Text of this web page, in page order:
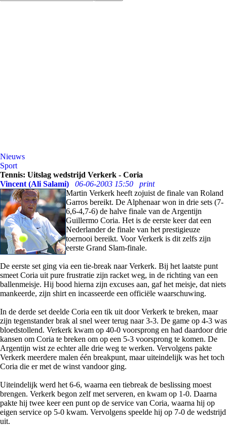
Nieuws
Sport
Tennis: Uitslag wedstrijd Verkerk - Coria
Vincent (Ali Salami)
06-06-2003 15:50
print
Martin Verkerk heeft zojuist de finale van Roland
Garros bereikt. De Alphenaar won in drie sets (7-
6,6-4,7-6) de halve finale van de Argentijn
Guillermo Coria. Het is de eerste keer dat een
Nederlander de finale van het prestigieuze
toernooi bereikt. Voor Verkerk is dit zelfs zijn
eerste Grand Slam-finale.
De eerste set ging via een tie-break naar Verkerk. Bij het laatste punt
smeet Coria uit pure frustratie zijn racket weg, in de richting van een
ballenmeisje. Hij bood hierna zijn excuses aan, gaf het meisje, dat niets
mankeerde, zijn shirt en incasseerde een officiële waarschuwing.
In de derde set deelde Coria een tik uit door Verkerk te breken, maar
zijn tegenstander brak al snel weer terug naar 3-3. De game op 4-3 was
bloedstollend. Verkerk kwam op 40-0 voorsprong en had daardoor drie
kansen om Coria te breken om op een 5-3 voorsprong te komen. De
Argentijn wist ze echter alle drie weg te werken. Vervolgens pakte
Verkerk meerdere malen één breakpunt, maar uiteindelijk was het toch
Coria die er met de winst vandoor ging.
Uiteindelijk werd het 6-6, waarna een tiebreak de beslissing moest
brengen. Verkerk begon zelf met serveren, en kwam op 1-0. Daarna
pakte hij twee keer een punt op de service van Coria, waarna hij op
eigen service op 5-0 kwam. Vervolgens speelde hij op 7-0 de wedstrijd
uit.